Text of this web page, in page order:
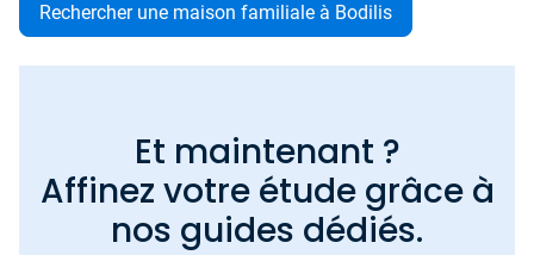
Rechercher une maison familiale à Bodilis
Et maintenant ?
Affinez votre étude grâce à
nos guides dédiés.